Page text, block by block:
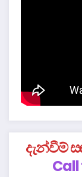
දැන්වීම්